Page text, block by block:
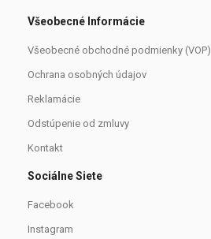
Všeobecné Informácie
Všeobecné obchodné podmienky (VOP)
Ochrana osobných údajov
Reklamácie
Odstúpenie od zmluvy
Kontakt
Sociálne Siete
Facebook
Instagram